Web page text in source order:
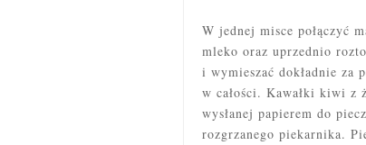
W jednej misce połączyć
mleko oraz uprzednio
i wymieszać dokładnie
w całości. Kawałki kiwi z
wysłanej papierem do
rozgrzanego piekarnika.